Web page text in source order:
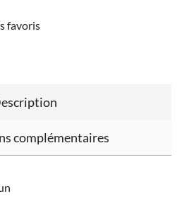
favoris
complémentaires